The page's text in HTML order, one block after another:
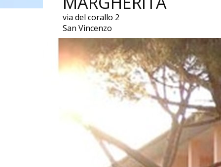
via del corallo 2
San Vincenzo